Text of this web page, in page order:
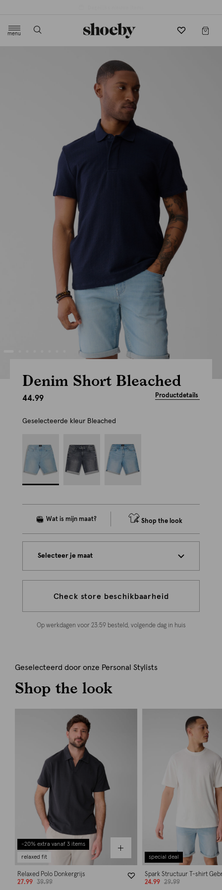
menu
Denim Short Bleached
44.99 Productdetails
Geselecteerde kleur Bleached
Shop the look
Selecteer je maat
Check store beschikbaarheid
Op werkdagen voor 23:59 besteld, volgende dag in huis
Geselecteerd door onze Personal Stylists
Shop the look
-20% extra vanaf 3 items
relaxed fit
Relaxed Polo Donkergrijs
27.99
39.99
special deal
Spark Structuur T-shirt
24.99
29.99